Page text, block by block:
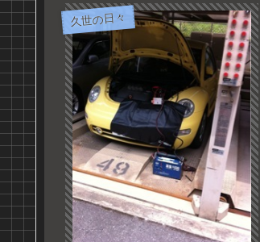
久世の日々